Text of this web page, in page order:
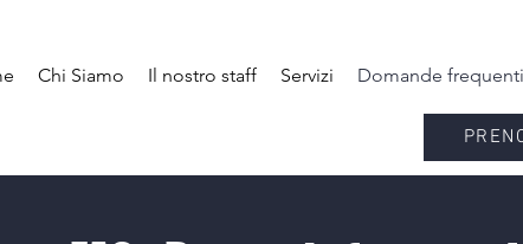
Chi Siamo Il nostro staff Servizi Domande frequenti